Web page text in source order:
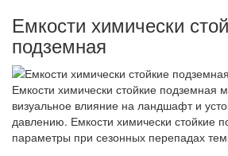
Емкости химически
подземная
Емкости химически стойкие подземная
визуальное влияние на ландшафт и
давлению. Емкости химически стойкие
параметры при сезонных перепадах